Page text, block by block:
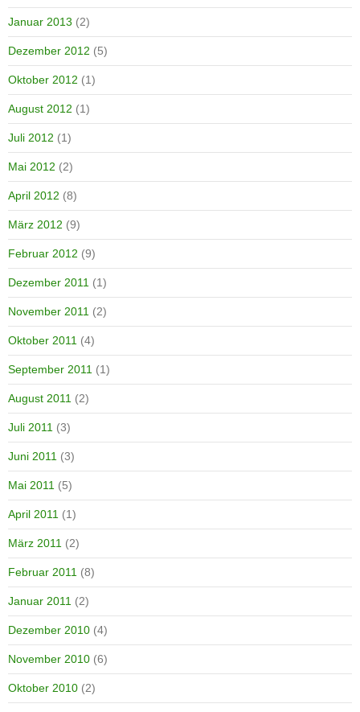
Januar 2013 (2)
Dezember 2012 (5)
Oktober 2012 (1)
August 2012 (1)
Juli 2012 (1)
Mai 2012 (2)
April 2012 (8)
März 2012 (9)
Februar 2012 (9)
Dezember 2011 (1)
November 2011 (2)
Oktober 2011 (4)
September 2011 (1)
August 2011 (2)
Juli 2011 (3)
Juni 2011 (3)
Mai 2011 (5)
April 2011 (1)
März 2011 (2)
Februar 2011 (8)
Januar 2011 (2)
Dezember 2010 (4)
November 2010 (6)
Oktober 2010 (2)